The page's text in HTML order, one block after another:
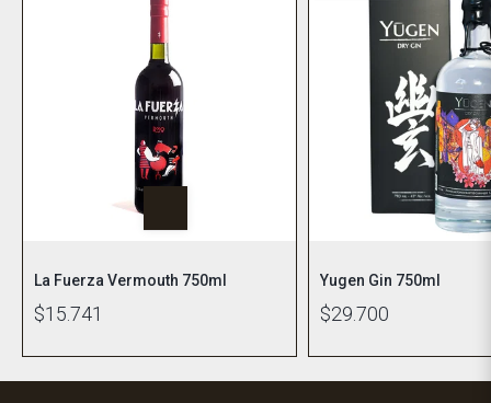
La Fuerza Vermouth 750ml
$15.741
Yugen Gin 750ml
$29.700